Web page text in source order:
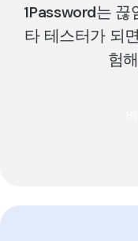
1Password는
타 테스터가 되
험